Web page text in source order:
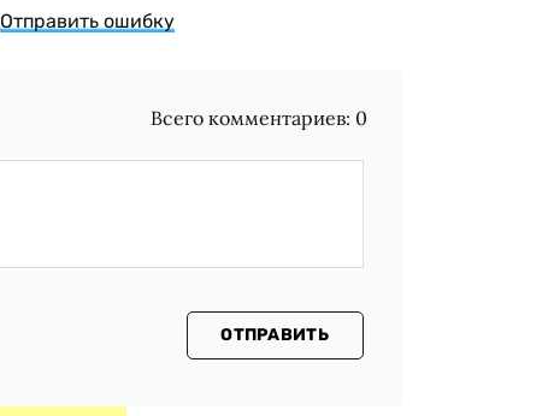
Отправить ошибку
Всего комментариев: 0
ОТПРАВИТЬ